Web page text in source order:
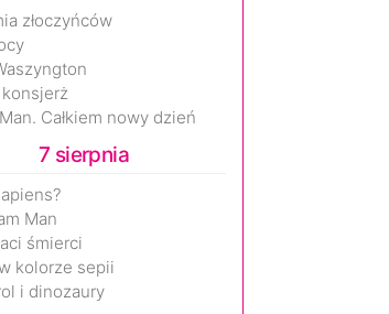
złoczyńców
Całkiem nowy dzień
7 sierpnia
Man
śmierci
kolorze sepii
i dinozaury